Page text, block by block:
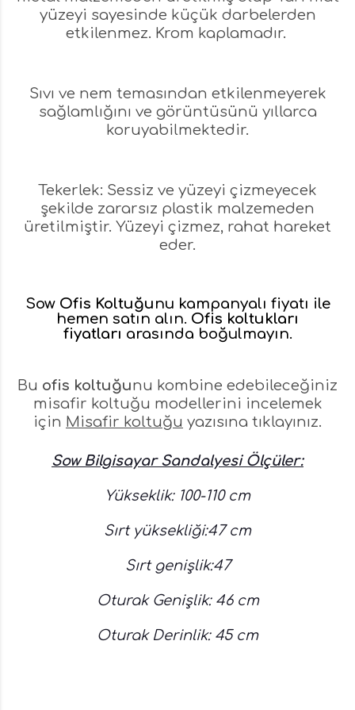
yüzeyi sayesinde küçük darbelerden
etkilenmez. Krom kaplamadır.
Sıvı ve nem temasından etkilenmeyerek
sağlamlığını ve görüntüsünü yıllarca
koruyabilmektedir.
Tekerlek: Sessiz ve yüzeyi çizmeyecek
şekilde zararsız plastik malzemeden
üretilmiştir. Yüzeyi çizmez, rahat hareket
eder.
Sow Ofis Koltuğu nu kampanyalı fiyatı ile
hemen satın alın. Ofis koltukları
fiyatları arasında boğulmayın.
Bu ofis koltuğunu kombine edebileceğiniz
misafir koltuğu modellerini incelemek
için Misafir koltuğu yazısına tıklayınız.
Sow Bilgisayar Sandalyesi Ölçüler:
Yükseklik: 100-110 cm
Sırt yüksekliği:47 cm
Sırt genişlik:47
Oturak Genişlik: 46 cm
Oturak Derinlik: 45 cm